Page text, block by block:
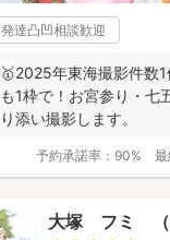
発達凸凹相談歓迎
🥇2025年東海撮影件数
も1枠で！お宮参り・七
り添い撮影します。
予約承諾率： 90% 最
大塚 フミ （